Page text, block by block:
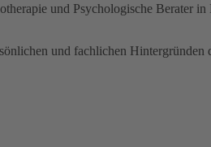
und Psychologische Berater
und fachlichen Hintergründen